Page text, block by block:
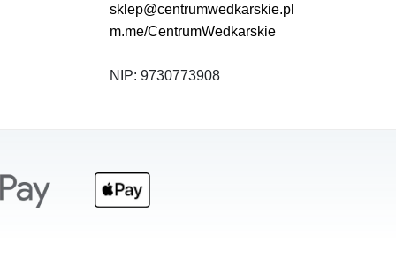
sklep@centrumwedkarskie.pl
m.me/CentrumWedkarskie
NIP: 9730773908